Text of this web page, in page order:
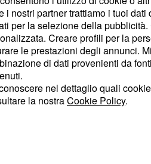
valere la loro qualità e
l'ex allenatore tra le
diverse quelle di Inter e
e qualità che secondo
: "I bianconeri hanno
sulla sinistra. La squadra di
con i cambi confermando
i nostri partner trattiamo i tuoi
per la selezione della
Creare profili per la
le prestazioni degli annunci.
di dati provenienti da
nel dettaglio quali
la nostraCookie Policy.